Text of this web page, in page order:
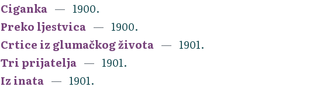
Ciganka
1900.
Preko ljestvica
1900.
Crtice iz glumačkog života
1901.
Tri prijatelja
1901.
Iz inata
1901.